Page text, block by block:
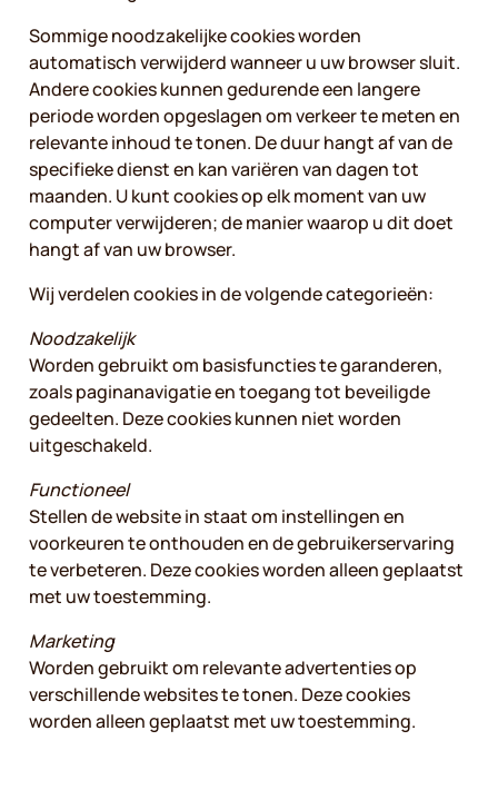
Sommige noodzakelijke cookies worden
automatisch verwijderd wanneer u uw browser sluit.
Andere cookies kunnen gedurende een langere
periode worden opgeslagen om verkeer te meten en
relevante inhoud te tonen. De duur hangt af van de
specifieke dienst en kan variëren van dagen tot
maanden. U kunt cookies op elk moment van uw
computer verwijderen; de manier waarop u dit doet
hangt af van uw browser.
Wij verdelen cookies in de volgende categorieën:
Noodzakelijk
Worden gebruikt om basisfuncties te garanderen,
zoals paginanavigatie en toegang tot beveiligde
gedeelten. Deze cookies kunnen niet worden
uitgeschakeld.
Functioneel
Stellen de website in staat om instellingen en
voorkeuren te onthouden en de gebruikerservaring
te verbeteren. Deze cookies worden alleen geplaatst
met uw toestemming.
Marketing
Worden gebruikt om relevante advertenties op
verschillende websites te tonen. Deze cookies
worden alleen geplaatst met uw toestemming.